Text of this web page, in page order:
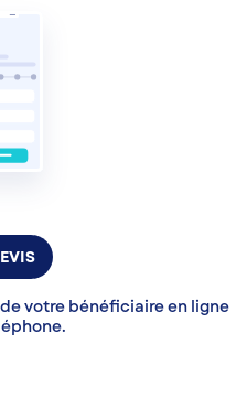
de votre bénéficiaire en ligne